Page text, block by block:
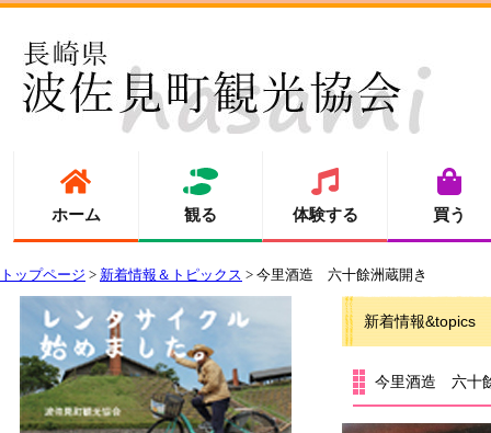
ホーム 観る 体験する 買う
トップページ > 新着情報＆トピックス > 今里酒造 六十餘洲蔵開き
新着情報&topics
今里酒造 六十